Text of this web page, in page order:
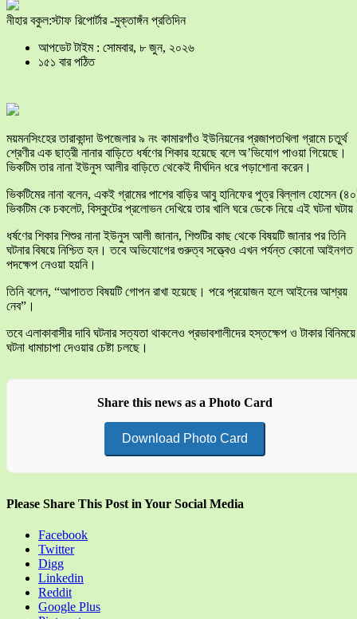
নীহার বকুল:স্টাফ রিপোর্টার -মুক্তাঙ্গঁন প্রতিদিন
আপডেট টাইম : সোমবার, ৮ জুন, ২০২৬
১৫১ বার পঠিত
ময়মনসিংহের তারাকান্দা উপজেলার ৯ নং কামারগাঁও ইউনিয়নের প্রজাপতখিলা গ্রামে চতুর্থ
শ্রেণীর এক ছাত্রী নানার বাড়িতে ধর্ষণের শিকার হয়েছে বলে অ’ভিযোগ পাওয়া গিয়েছে।
ভিকটিম তার নানা ইউনুস আলীর বাড়িতে থেকেই দীর্ঘদিন ধরে পড়াশোনা করেন।
ভিকটিমের নানা বলেন, একই গ্রামের পাশের বাড়ির আবু হানিফের পুত্র বিল্লাল হোসেন
ভিকটিম কে চকলেট, বিস্কুটের প্রলোভন দেখিয়ে তার খালি ঘরে ডেকে নিয়ে এই ঘটনা
ধর্ষণের শিকার শিশুর নানা ইউনুস আলী জানান, শিশুটির কাছ থেকে বিষয়টি জানার পর তিনি
ঘটনার বিষয়ে নিশ্চিত হন। তবে অভিযোগের গুরুত্ব সত্ত্বেও এখন পর্যন্ত কোনো আইনগত
পদক্ষেপ নেওয়া হয়নি।
তিনি বলেন, “আপাতত বিষয়টি গোপন রাখা হয়েছে। পরে প্রয়োজন হলে আইনের আশ্রয়
নেব”।
তবে এলাকাবাসীর দাবি ঘটনার সত্যতা থাকলেও প্রভাবশালীদের হস্তক্ষেপ ও টাকার বিনিময়ে
ঘটনা ধামাচাপা দেওয়ার চেষ্টা চলছে।
Share this news as a Photo Card
Download Photo Card
Please Share This Post in Your Social Media
Facebook
Twitter
Digg
Linkedin
Reddit
Google Plus